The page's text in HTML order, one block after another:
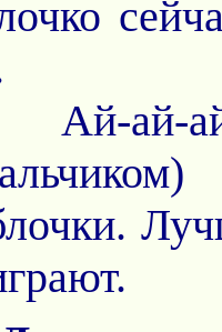
ай-